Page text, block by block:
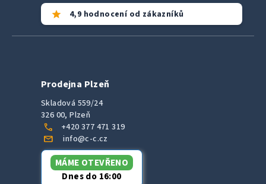
star 4,9 hodnocení od zákazníků
Prodejna Plzeň
Skladová 559/24
326 00, Plzeň
call +420 377 471 319
mail info@c-c.cz
MÁME OTEVŘENO
Dnes do 16:00